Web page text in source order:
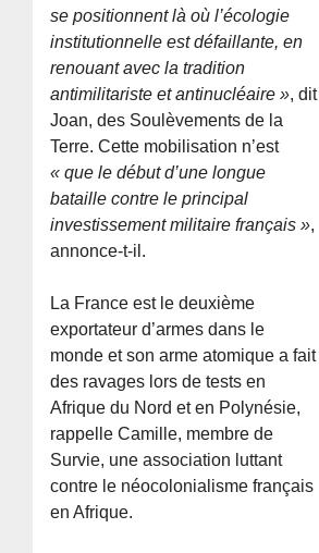
se positionnent là où l’écologie
institutionnelle est défaillante, en
renouant avec la tradition
antimilitariste et antinucléaire », dit
Joan, des Soulèvements de la
Terre. Cette mobilisation n’est
« que le début d’une longue
bataille contre le principal
investissement militaire français »,
annonce-t-il.
La France est le deuxième
exportateur d’armes dans le
monde et son arme atomique a fait
des ravages lors de tests en
Afrique du Nord et en Polynésie,
rappelle Camille, membre de
Survie, une association luttant
contre le néocolonialisme français
en Afrique.